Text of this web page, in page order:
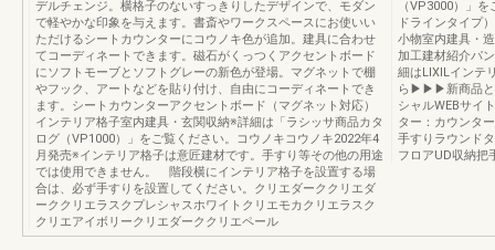
デルチェンジ。横格子のないすっきりしたデザインで、モダン
で軽やかな印象を与えます。書斎やワークスペースにお使いい
ただけるシートカウンターにコウノキ色が追加。建具に合わせ
てコーディネートできます。磁石がくっつくアクセントボード
にソフトモーブとソフトグレーの新色が登場。マグネットで棚
やフック、アートなどを貼り付け、自由にコーディネートでき
ます。シートカウンターアクセントボード（マグネット対応）
インテリア格子室内建具・玄関収納※詳細は「ラシッサ商品カタ
ログ（VP1000）」をご覧ください。コウノキコウノキ2022年4
月発売※インテリア格子は意匠建材です。手すり等その他の用途
では使用できません。 階段横にインテリア格子を設置する場
合は、必ず手すりを設置してください。クリエダーククリエダ
ーククリエラスクプレシャスホワイトクリエモカクリエラスク
クリエアイボリークリエダーククリエペール
（VP3000）」
ドラインタイプ
小物室内建具・
加工建材紹介パ
細はLIXILインテ
ら▶▶▶新商品と
シャルWEBサイ
ター：カウンタ
手すりラウンド
フロアUD収納把